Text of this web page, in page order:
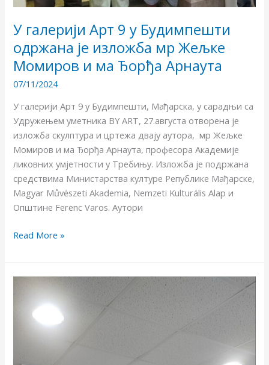
У галерији Арт 9 у Будимпешти
одржана је изложба мр Жељке
Момиров и ма Ђорђа Арнаута
07/11/2024
У галерији Арт 9 у Будимпешти, Мађарска, у сарадњи са
Удружењем уметника BY ART, 27.августа отворена је
изложба скулптура и цртежа двају аутора, мр Жељке
Момиров и ма Ђорђа Арнаута, професора Академије
ликовних умјетности у Требињу. Изложба је подржана
средствима Министарства културе Републике Мађарске,
Magyar Můvėszeti Akademia, Nemzeti Kulturális Alap и
Општине Ferenc Varos. Аутори
ма
Арнаута
Read More »
ДОРОТЕЈА
МАТОВИЋ
ОДБРАНА
ЗАВРШНОГ